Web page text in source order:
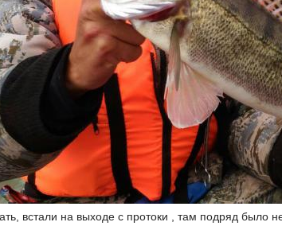
встали на выходе с протоки , там подряд было